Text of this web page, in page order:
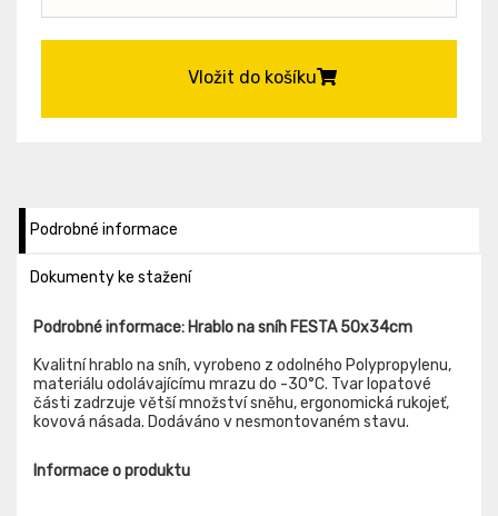
Vložit do košíku
Podrobné informace
Dokumenty ke stažení
Podrobné informace: Hrablo na sníh FESTA 50x34cm
Kvalitní hrablo na sníh, vyrobeno z odolného Polypropylenu,
materiálu odolávajícímu mrazu do -30°C. Tvar lopatové
části zadrzuje větší množství sněhu, ergonomická rukojeť,
kovová násada. Dodáváno v nesmontovaném stavu.
Informace o produktu